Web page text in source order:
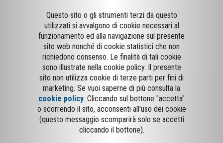
Questo sito o gli strumenti terzi da questo
utilizzati si avvalgono di cookie necessari al
funzionamento ed alla navigazione sul presente
sito web nonché di cookie statistici che non
richiedono consenso. Le finalità di tali cookie
sono illustrate nella cookie policy. Il presente
sito non utilizza cookie di terze parti per fini di
marketing. Se vuoi saperne di più consulta la
cookie policy. Cliccando sul bottone "accetta"
o scorrendo il sito, acconsenti all'uso dei cookie
(questo messaggio scomparirà solo se accetti
cliccando il bottone).